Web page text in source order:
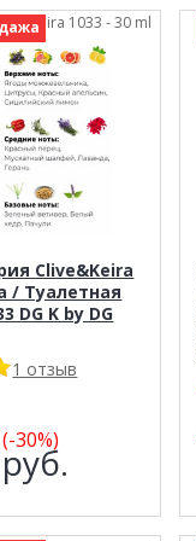
1033 - 30 ml
Clive&Keira
/ Туалетная
DG K by DG
1 отзыв
30%)
руб.